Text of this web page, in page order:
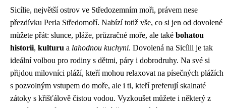
Sicílie, největší ostrov ve Středozemním moři, právem nese
přezdívku Perla Středomoří. Nabízí totiž vše, co si jen od dovolené
můžete přát: slunce, pláže, průzračné moře, ale také bohatou
historii, kulturu a lahodnou kuchyni. Dovolená na Sicílii je tak
ideální volbou pro rodiny s dětmi, páry i dobrodruhy. Na své si
přijdou milovníci pláží, kteří mohou relaxovat na písečných plážích
s pozvolným vstupem do moře, ale i ti, kteří preferují skalnaté
zátoky s křišťálově čistou vodou. Vyzkoušet můžete i některý z